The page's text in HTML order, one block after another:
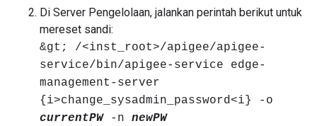
Di Server Pengelolaan, jalankan perintah berikut untuk
mereset sandi:
&gt; /<inst_root>/apigee/apigee-
service/bin/apigee-service edge-
management-server
{i>change_sysadmin_password<i} -o
currentPW-n newPW